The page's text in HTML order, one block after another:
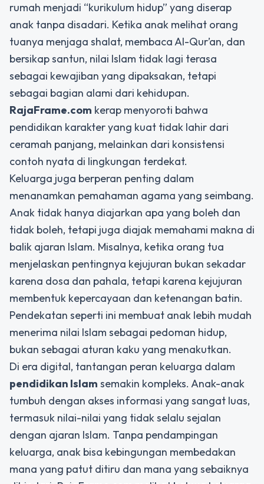
rumah menjadi “kurikulum hidup” yang diserap
anak tanpa disadari. Ketika anak melihat orang
tuanya menjaga shalat, membaca Al-Qur’an, dan
bersikap santun, nilai Islam tidak lagi terasa
sebagai kewajiban yang dipaksakan, tetapi
sebagai bagian alami dari kehidupan.
RajaFrame.com kerap menyoroti bahwa
pendidikan karakter yang kuat tidak lahir dari
ceramah panjang, melainkan dari konsistensi
contoh nyata di lingkungan terdekat.
Keluarga juga berperan penting dalam
menanamkan pemahaman agama yang seimbang.
Anak tidak hanya diajarkan apa yang boleh dan
tidak boleh, tetapi juga diajak memahami makna di
balik ajaran Islam. Misalnya, ketika orang tua
menjelaskan pentingnya kejujuran bukan sekadar
karena dosa dan pahala, tetapi karena kejujuran
membentuk kepercayaan dan ketenangan batin.
Pendekatan seperti ini membuat anak lebih mudah
menerima nilai Islam sebagai pedoman hidup,
bukan sebagai aturan kaku yang menakutkan.
Di era digital, tantangan peran keluarga dalam
pendidikan Islam semakin kompleks. Anak-anak
tumbuh dengan akses informasi yang sangat luas,
termasuk nilai-nilai yang tidak selalu sejalan
dengan ajaran Islam. Tanpa pendampingan
keluarga, anak bisa kebingungan membedakan
mana yang patut ditiru dan mana yang sebaiknya